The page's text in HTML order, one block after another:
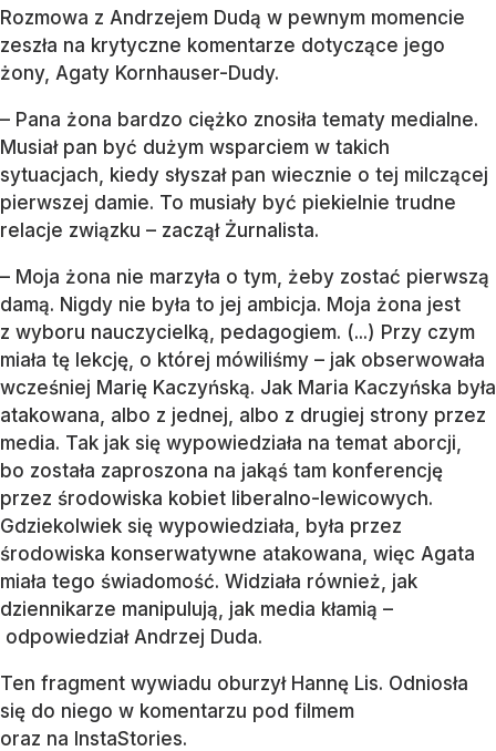
Rozmowa z Andrzejem Dudą w pewnym momencie
zeszła na krytyczne komentarze dotyczące jego
żony, Agaty Kornhauser-Dudy.
– Pana żona bardzo ciężko znosiła tematy medialne.
Musiał pan być dużym wsparciem w takich
sytuacjach, kiedy słyszał pan wiecznie o tej milczącej
pierwszej damie. To musiały być piekielnie trudne
relacje związku – zaczął Żurnalista.
– Moja żona nie marzyła o tym, żeby zostać pierwszą
damą. Nigdy nie była to jej ambicja. Moja żona jest
z wyboru nauczycielką, pedagogiem. (...) Przy czym
miała tę lekcję, o której mówiliśmy – jak obserwowała
wcześniej Marię Kaczyńską. Jak Maria Kaczyńska była
atakowana, albo z jednej, albo z drugiej strony przez
media. Tak jak się wypowiedziała na temat aborcji,
bo została zaproszona na jakąś tam konferencję
przez środowiska kobiet liberalno-lewicowych.
Gdziekolwiek się wypowiedziała, była przez
środowiska konserwatywne atakowana, więc Agata
miała tego świadomość. Widziała również, jak
dziennikarze manipulują, jak media kłamią –
odpowiedział Andrzej Duda.
Ten fragment wywiadu oburzył Hannę Lis. Odniosła
się do niego w komentarzu pod filmem
oraz na InstaStories.